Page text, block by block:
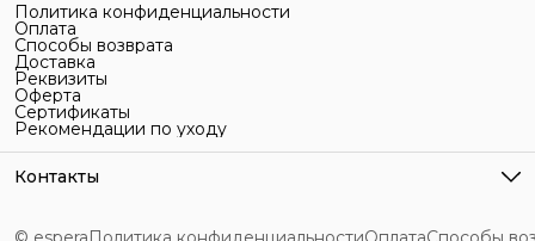
Политика конфиденциальности
Оплата
Способы возврата
Доставка
Реквизиты
Оферта
Сертификаты
Рекомендации по уходу
Контакты